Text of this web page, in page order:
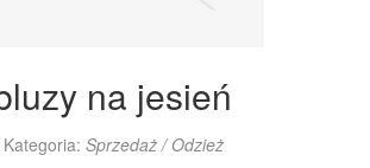
na jesień
Kategoria:Sprzedaż / Odzież